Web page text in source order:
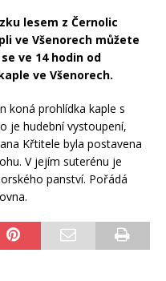
lesem z Černolic
ve Všenorech můžete
ve 14 hodin od
ve Všenorech.
koná prohlídka kaple s
je hudební vystoupení,
Křtitele byla postavena
V jejím suterénu je
panství. Pořádá